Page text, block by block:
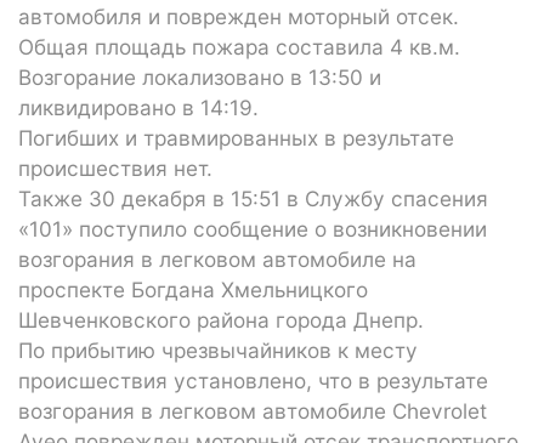
автомобиля и поврежден моторный отсек.
Общая площадь пожара составила 4 кв.м.
Возгорание локализовано в 13:50 и
ликвидировано в 14:19.
Погибших и травмированных в результате
происшествия нет.
Также 30 декабря в 15:51 в Службу спасения
«101» поступило сообщение о возникновении
возгорания в легковом автомобиле на
проспекте Богдана Хмельницкого
Шевченковского района города Днепр.
По прибытию чрезвычайников к месту
происшествия установлено, что в результате
возгорания в легковом автомобиле Chevrolet